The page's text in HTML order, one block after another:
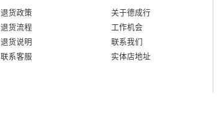
退货政策
退货流程
退货说明
联系客服
关于德成行
工作机会
联系我们
实体店地址